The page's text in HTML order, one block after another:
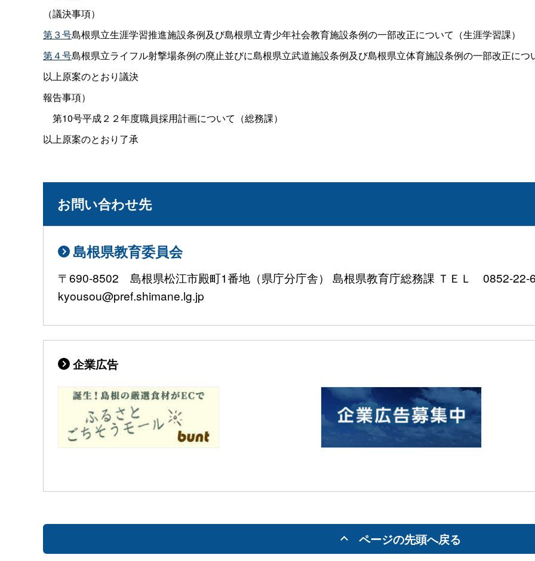
（議決事項）
第３号島根県立生涯学習推進施設条例及び島根県立青少年社会教育施設条例の一部改正について（生涯学習課）
第４号島根県立ライフル射撃場条例の廃止並びに島根県立武道施設条例及び島根県立体育施設条例の一部改正につ
以上原案のとおり議決
報告事項）
第10号平成２２年度職員採用計画について（総務課）
以上原案のとおり了承
お問い合わせ先
島根県教育委員会
〒690-8502 島根県松江市殿町1番地（県庁分庁舎） 島根県教育庁総務課 ＴＥＬ 0852-
kyousou@pref.shimane.lg.jp
企業広告
ページの先頭へ戻る